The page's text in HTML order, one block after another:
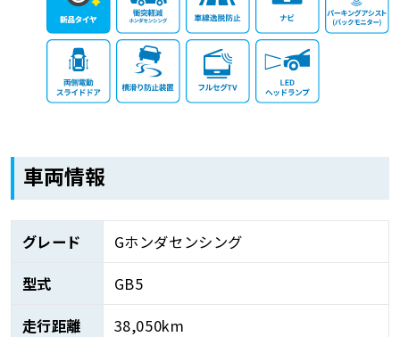
車両情報
グレード
Gホンダセンシング
型式
GB5
走行距離
38,050km